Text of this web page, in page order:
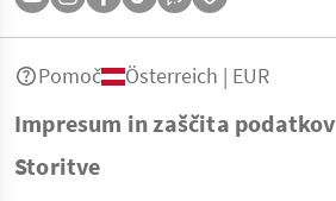
Impresum in zaščita podatkov
Storitve
Pomoč Österreich | EUR